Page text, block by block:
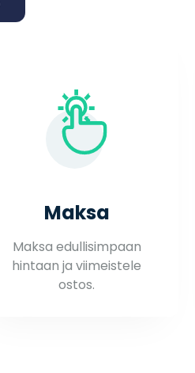
Maksa
Maksa edullisimpaan
hintaan ja viimeistele
ostos.